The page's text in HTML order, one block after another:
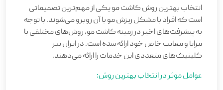
انتخاب بهترین روش کاشت مو یکی از مهم‌ترین تصمیماتی
است که افراد با مشکل ریزش مو با آن روبرو می‌شوند. با توجه
به پیشرفت‌های اخیر در زمینه کاشت مو، روش‌های مختلفی با
مزایا و معایب خاص خود ارائه شده است. در ایران نیز
کلینیک‌های متعددی این خدمات را ارائه می‌دهند.
عوامل موثر در انتخاب بهترین روش: